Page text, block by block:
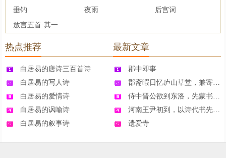
垂钓
夜雨
后宫词
放言五首·其一
热点推荐
白居易的唐诗三百首诗
白居易的写人诗
白居易的爱情诗
白居易的讽喻诗
白居易的叙事诗
最新文章
郡中即事
郡斋暇日忆庐山草堂，兼寄二林僧社三十韵，
侍中晋公欲到东洛，先蒙书问，期宿龙门，思
河南王尹初到，以诗代书先问之
遗爱寺